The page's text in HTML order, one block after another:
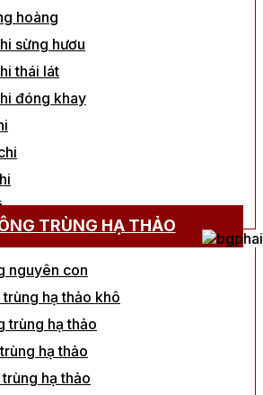
hoàng
sừng hươu
thái lát
đóng khay
TRÙNG HẠ THẢO
nguyên con
hạ thảo khô
trùng hạ thảo
hạ thảo
hạ thảo